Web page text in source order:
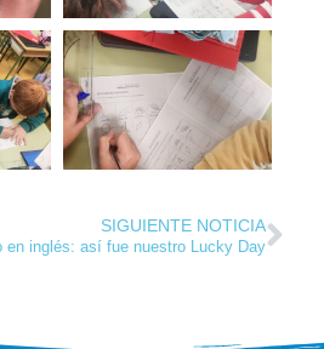
SIGUIENTE NOTICIA
en inglés: así fue nuestro Lucky Day